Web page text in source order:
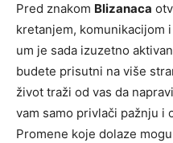
Pred znakom Blizanaca
kretanjem, komunikacijom
um je sada izuzetno
budete prisutni na više
život traži od vas da
vam samo privlači pažnju i
Promene koje dolaze